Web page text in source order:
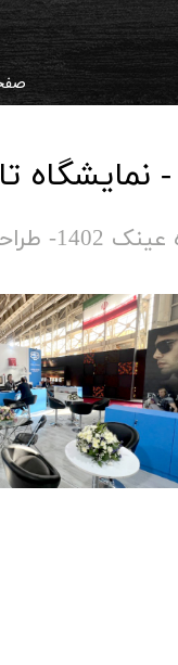
نمایشگاه
عینک تهران​​​​​​​​​​​​​​